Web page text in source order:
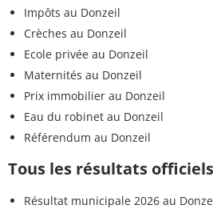
Impôts au Donzeil
Crèches au Donzeil
Ecole privée au Donzeil
Maternités au Donzeil
Prix immobilier au Donzeil
Eau du robinet au Donzeil
Référendum au Donzeil
Tous les résultats
Résultat municipale 2026 au